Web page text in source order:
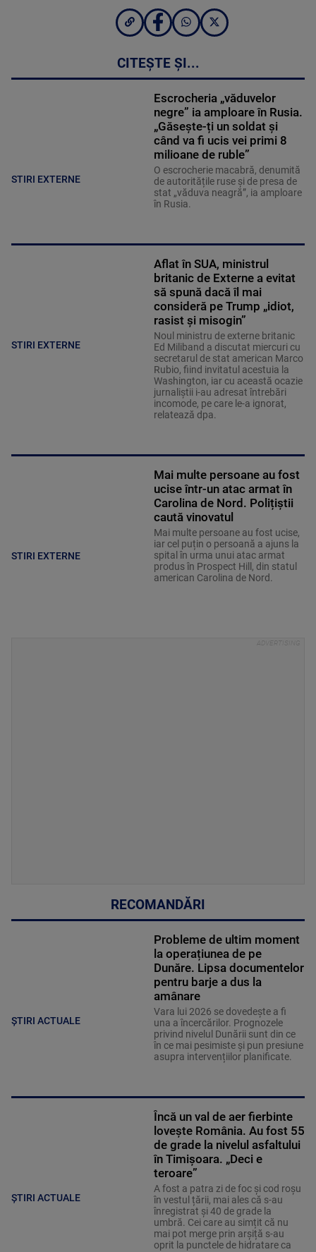
CITEȘTE ȘI...
STIRI EXTERNE
Escrocheria „văduvelor
negre” ia amploare în Rusia.
„Găsește-ți un soldat și
când va fi ucis vei primi 8
milioane de ruble”
O escrocherie macabră, denumită
de autoritățile ruse și de presa de
stat „văduva neagră”, ia amploare
în Rusia.
STIRI EXTERNE
Aflat în SUA, ministrul
britanic de Externe a evitat
să spună dacă îl mai
consideră pe Trump „idiot,
rasist și misogin”
Noul ministru de externe britanic
Ed Miliband a discutat miercuri cu
secretarul de stat american Marco
Rubio, fiind invitatul acestuia la
Washington, iar cu această ocazie
jurnaliştii i-au adresat întrebări
incomode, pe care le-a ignorat,
relatează dpa.
STIRI EXTERNE
Mai multe persoane au fost
ucise într-un atac armat în
Carolina de Nord. Polițiștii
caută vinovatul
Mai multe persoane au fost ucise,
iar cel puțin o persoană a ajuns la
spital în urma unui atac armat
produs în Prospect Hill, din statul
american Carolina de Nord.
RECOMANDĂRI
ȘTIRI ACTUALE
Probleme de ultim moment
la operațiunea de pe
Dunăre. Lipsa documentelor
pentru barje a dus la
amânare
Vara lui 2026 se dovedește a fi
una a încercărilor. Prognozele
privind nivelul Dunării sunt din ce
în ce mai pesimiste și pun presiune
asupra intervențiilor planificate.
ȘTIRI ACTUALE
Încă un val de aer fierbinte
lovește România. Au fost 55
de grade la nivelul asfaltului
în Timișoara. „Deci e
teroare”
A fost a patra zi de foc și cod roșu
în vestul țării, mai ales că s-au
înregistrat și 40 de grade la
umbră. Cei care au simțit că nu
mai pot merge prin arșiță s-au
oprit la punctele de hidratare ca